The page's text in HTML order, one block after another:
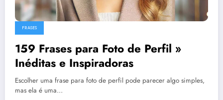
FRASES
159 Frases para Foto de Perfil »
Inéditas e Inspiradoras
Escolher uma frase para foto de perfil pode parecer algo simples,
mas ela é uma…